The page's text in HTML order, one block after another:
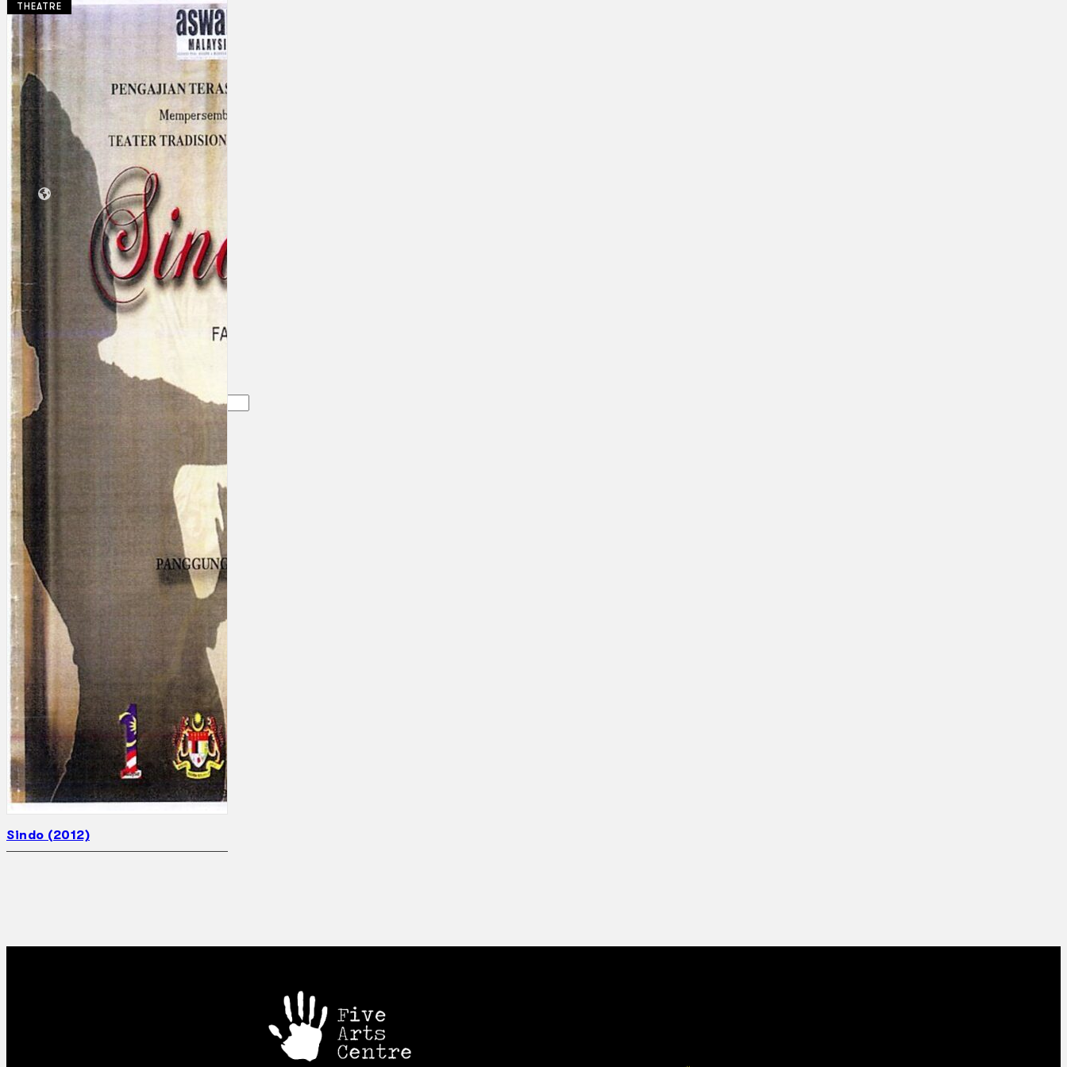
Koleksi Kami
Tarian
Artikel
Penapisan
Sejarah Lisan
Mengenai Kami
Hubungi Kami
BM
EN
Cari laman web
Gelintar
×
THEATRE
Sindo (2012)